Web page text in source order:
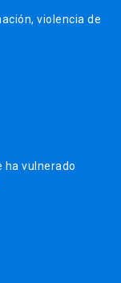
violencia de
ha vulnerado